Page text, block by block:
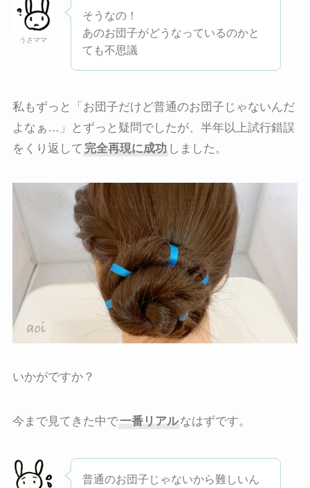
うさママ
そうなの！
あのお団子がどうなっているのかと
ても不思議
私もずっと「お団子だけど普通のお団子じゃないんだ
よなぁ…」とずっと疑問でしたが、半年以上試行錯誤
をくり返して 完全再現に成功 しました。
いかがですか？
今まで見てきた中で一番リアルなはずです。
普通のお団子じゃないから難しいん